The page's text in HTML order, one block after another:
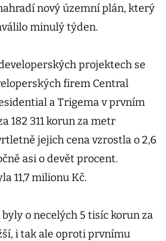
nový územní plán, který
minulý týden.
projektech se
firem Central
a Trigema v prvním
182 311 korun za metr
jejich cena vzrostla o 2,6
asi o devět procent.
11,7 milionu Kč.
o necelých 5 tisíc korun za
i tak ale oproti prvnímu